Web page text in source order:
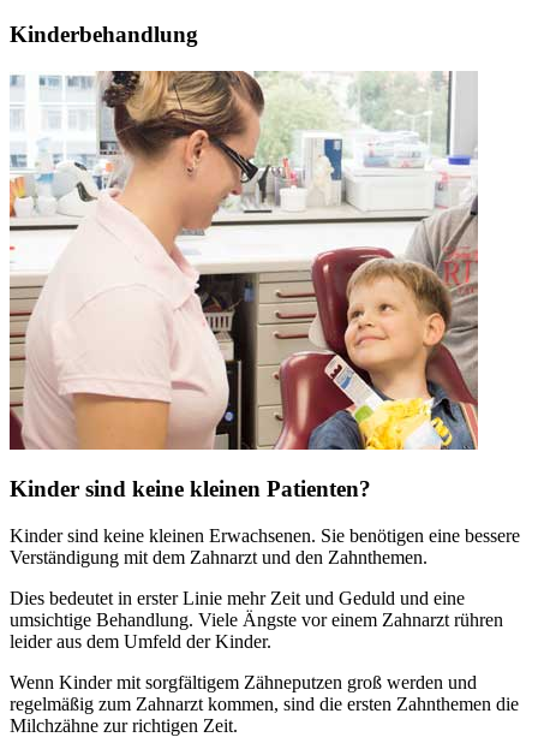
Kinderbehandlung
Kinder sind keine kleinen Patienten?
Kinder sind keine kleinen Erwachsenen. Sie benötigen eine bessere
Verständigung mit dem Zahnarzt und den Zahnthemen.
Dies bedeutet in erster Linie mehr Zeit und Geduld und eine
umsichtige Behandlung. Viele Ängste vor einem Zahnarzt rühren
leider aus dem Umfeld der Kinder.
Wenn Kinder mit sorgfältigem Zähneputzen groß werden und
regelmäßig zum Zahnarzt kommen, sind die ersten Zahnthemen die
Milchzähne zur richtigen Zeit.